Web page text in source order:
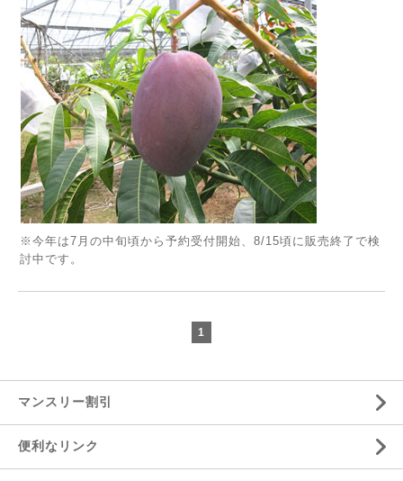
※今年は7月の中旬頃から予約受付開始、8/15頃に販売終了で検
討中です。
1
マンスリー割引
便利なリンク